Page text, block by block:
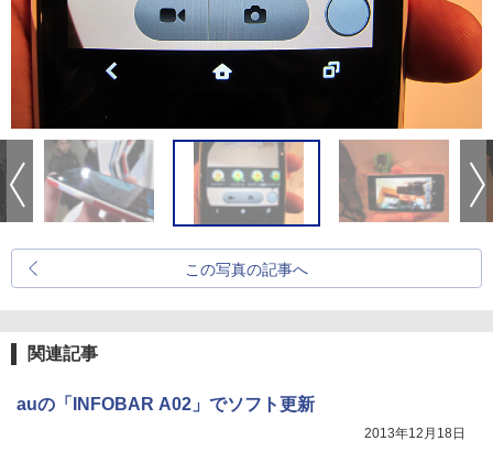
この写真の記事へ
関連記事
auの「INFOBAR A02」でソフト更新
2013年12月18日